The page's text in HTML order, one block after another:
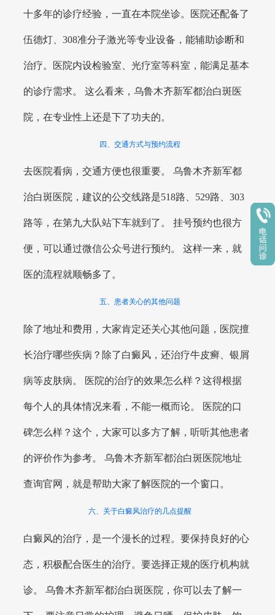
十多年的诊疗经验，一直在本院坐诊。医院还配备了
伍德灯、308准分子激光等专业设备，能辅助诊断和
治疗。医院内设检验室、光疗室等科室，能满足基本
的诊疗需求。 这么看来，乌鲁木齐新军都治白斑医
院，在专业性上还是下了功夫的。
四、交通方式与预约流程
去医院看病，交通方便也很重要。 乌鲁木齐新军都
治白斑医院，建议的公交线路是518路、529路、303
路等，在第九大队站下车就到了。 挂号预约也很方
便，可以通过微信公众号进行预约。 这样一来，就
医的流程就顺畅多了。
五、患者关心的其他问题
除了地址和费用，大家肯定还关心其他问题，医院擅
长治疗哪些疾病？除了白癜风，还治疗牛皮癣、银屑
病等皮肤病。 医院的治疗的效果怎么样？这得根据
每个人的具体情况来看，不能一概而论。 医院的口
碑怎么样？这个，大家可以多方了解，听听其他患者
的评价作为参考。 乌鲁木齐新军都治白斑医院地址
查询官网，就是帮助大家了解医院的一个窗口。
六、关于白癜风治疗的几点提醒
白癜风的治疗，是一个漫长的过程。要保持良好的心
态，积极配合医生的治疗。要选择正规的医疗机构就
诊。 乌鲁木齐新军都治白斑医院，你可以去了解一